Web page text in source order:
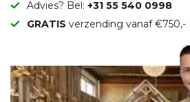
Advies? Bel: +31 55 540 0998
GRATIS verzending vanaf €750,-